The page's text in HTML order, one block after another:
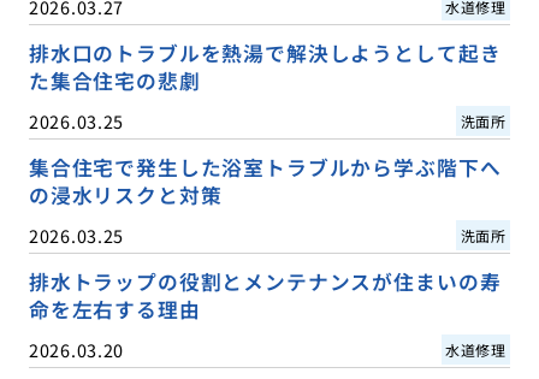
2026.03.27 水道修理
排水口のトラブルを熱湯で解決しようとして起き
た集合住宅の悲劇
2026.03.25 洗面所
集合住宅で発生した浴室トラブルから学ぶ階下へ
の浸水リスクと対策
2026.03.25 洗面所
排水トラップの役割とメンテナンスが住まいの寿
命を左右する理由
2026.03.20 水道修理